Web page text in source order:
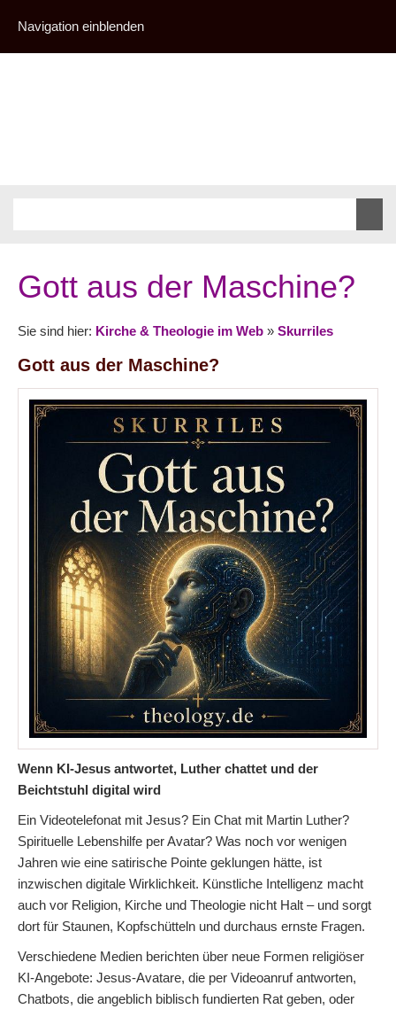
Navigation einblenden
Gott aus der Maschine?
Sie sind hier: Kirche & Theologie im Web » Skurriles
Gott aus der Maschine?
Wenn KI-Jesus antwortet, Luther chattet und der
Beichtstuhl digital wird
Ein Videotelefonat mit Jesus? Ein Chat mit Martin Luther?
Spirituelle Lebenshilfe per Avatar? Was noch vor wenigen
Jahren wie eine satirische Pointe geklungen hätte, ist
inzwischen digitale Wirklichkeit. Künstliche Intelligenz macht
auch vor Religion, Kirche und Theologie nicht Halt – und sorgt
dort für Staunen, Kopfschütteln und durchaus ernste Fragen.
Verschiedene Medien berichten über neue Formen religiöser
KI-Angebote: Jesus-Avatare, die per Videoanruf antworten,
Chatbots, die angeblich biblisch fundierten Rat geben, oder